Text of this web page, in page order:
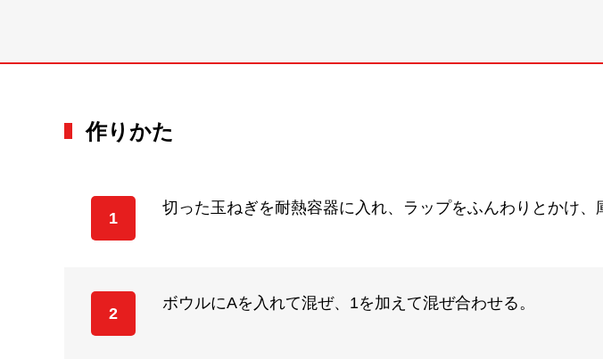
作りかた
1
切った玉ねぎを耐熱容器に入れ、ラップをふんわりとかけ
2
ボウルにAを入れて混ぜ、1を加えて混ぜ合わせる。